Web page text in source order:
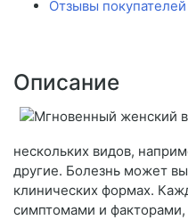
Отзывы покупателей
Описание
нескольких видов,
другие. Болезнь может
клинических формах.
симптомами и